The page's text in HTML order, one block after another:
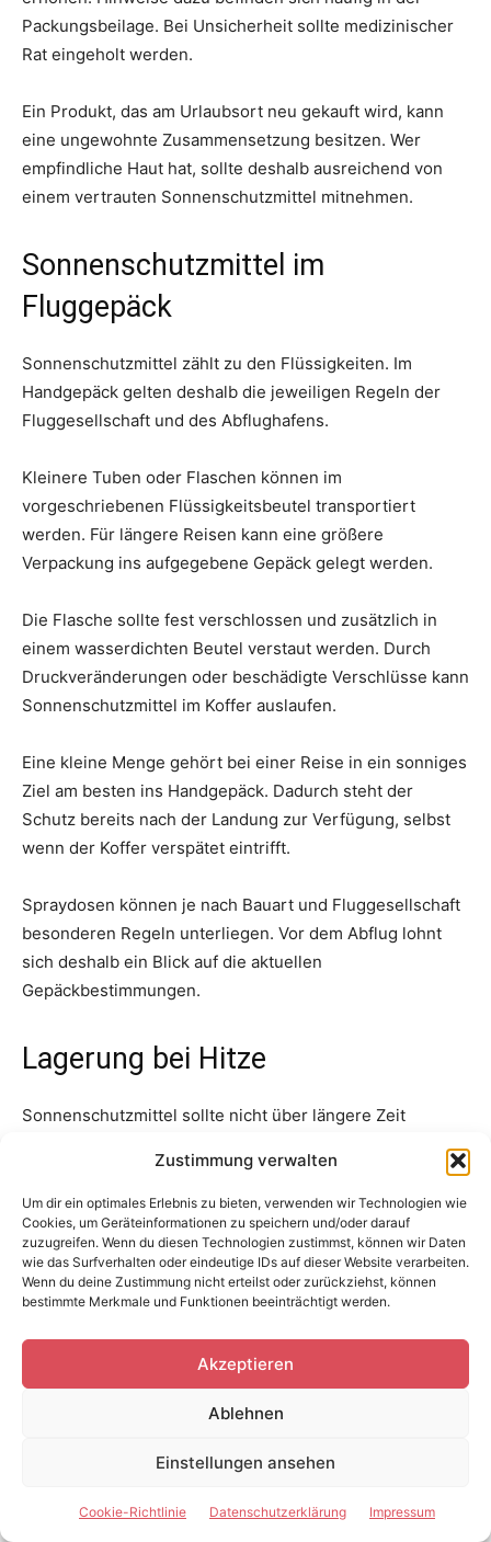
Zustimmung verwalten
Um dir ein optimales Erlebnis zu bieten, verwenden wir Technologien wie
Cookies, um Geräteinformationen zu speichern und/oder darauf
zuzugreifen. Wenn du diesen Technologien zustimmst, können wir Daten
wie das Surfverhalten oder eindeutige IDs auf dieser Website verarbeiten.
Wenn du deine Zustimmung nicht erteilst oder zurückziehst, können
bestimmte Merkmale und Funktionen beeinträchtigt werden.
Akzeptieren
Ablehnen
Einstellungen ansehen
Cookie-Richtlinie Datenschutzerklärung Impressum
Packungsbeilage. Bei Unsicherheit sollte medizinischer
Rat eingeholt werden.
Ein Produkt, das am Urlaubsort neu gekauft wird, kann
eine ungewohnte Zusammensetzung besitzen. Wer
empfindliche Haut hat, sollte deshalb ausreichend von
einem vertrauten Sonnenschutzmittel mitnehmen.
Sonnenschutzmittel im
Fluggepäck
Sonnenschutzmittel zählt zu den Flüssigkeiten. Im
Handgepäck gelten deshalb die jeweiligen Regeln der
Fluggesellschaft und des Abflughafens.
Kleinere Tuben oder Flaschen können im
vorgeschriebenen Flüssigkeitsbeutel transportiert
werden. Für längere Reisen kann eine größere
Verpackung ins aufgegebene Gepäck gelegt werden.
Die Flasche sollte fest verschlossen und zusätzlich in
einem wasserdichten Beutel verstaut werden. Durch
Druckveränderungen oder beschädigte Verschlüsse kann
Sonnenschutzmittel im Koffer auslaufen.
Eine kleine Menge gehört bei einer Reise in ein sonniges
Ziel am besten ins Handgepäck. Dadurch steht der
Schutz bereits nach der Landung zur Verfügung, selbst
wenn der Koffer verspätet eintrifft.
Spraydosen können je nach Bauart und Fluggesellschaft
besonderen Regeln unterliegen. Vor dem Abflug lohnt
sich deshalb ein Blick auf die aktuellen
Gepäckbestimmungen.
Lagerung bei Hitze
Sonnenschutzmittel sollte nicht über längere Zeit
Auto, eine sonnige Fensterbank oder ein ungeschützter
Platz am Strand können sehr hohe Temperaturen
erreichen.
Die Verpackung sollte möglichst im Schatten oder in
einer Tasche aufbewahrt werden. Eine Kühltasche ohne
direkten Kontakt zu Eis kann bei sehr heißen
Bedingungen hilfreich sein.
deutlich, sollte das Produkt vorsichtshalber nicht